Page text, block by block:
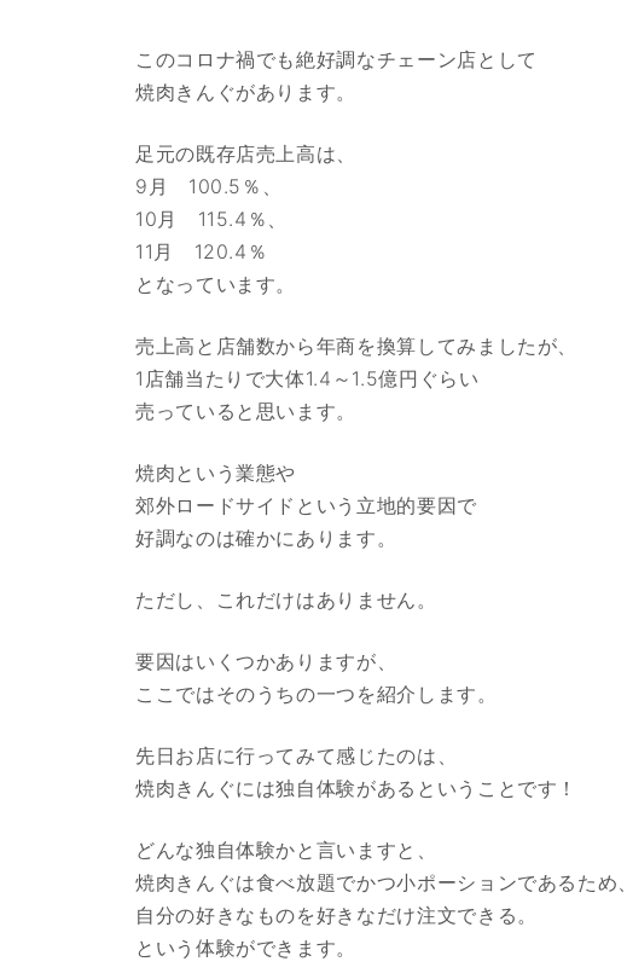
このコロナ禍でも絶好調なチェーン店として
焼肉きんぐがあります。
足元の既存店売上高は、
9月 100.5％、
10月 115.4％、
11月 120.4％
となっています。
売上高と店舗数から年商を換算してみましたが、
1店舗当たりで大体1.4～1.5億円ぐらい
売っていると思います。
焼肉という業態や
郊外ロードサイドという立地的要因で
好調なのは確かにあります。
ただし、これだけはありません。
要因はいくつかありますが、
ここではそのうちの一つを紹介します。
先日お店に行ってみて感じたのは、
焼肉きんぐには独自体験があるということです！
どんな独自体験かと言いますと、
焼肉きんぐは食べ放題でかつ小ポーションであるため、
自分の好きなものを好きなだけ注文できる。
という体験ができます。